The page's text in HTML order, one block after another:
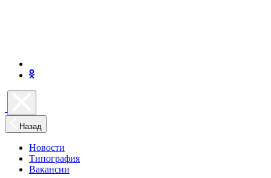
Назад
Новости
Типография
Вакансии